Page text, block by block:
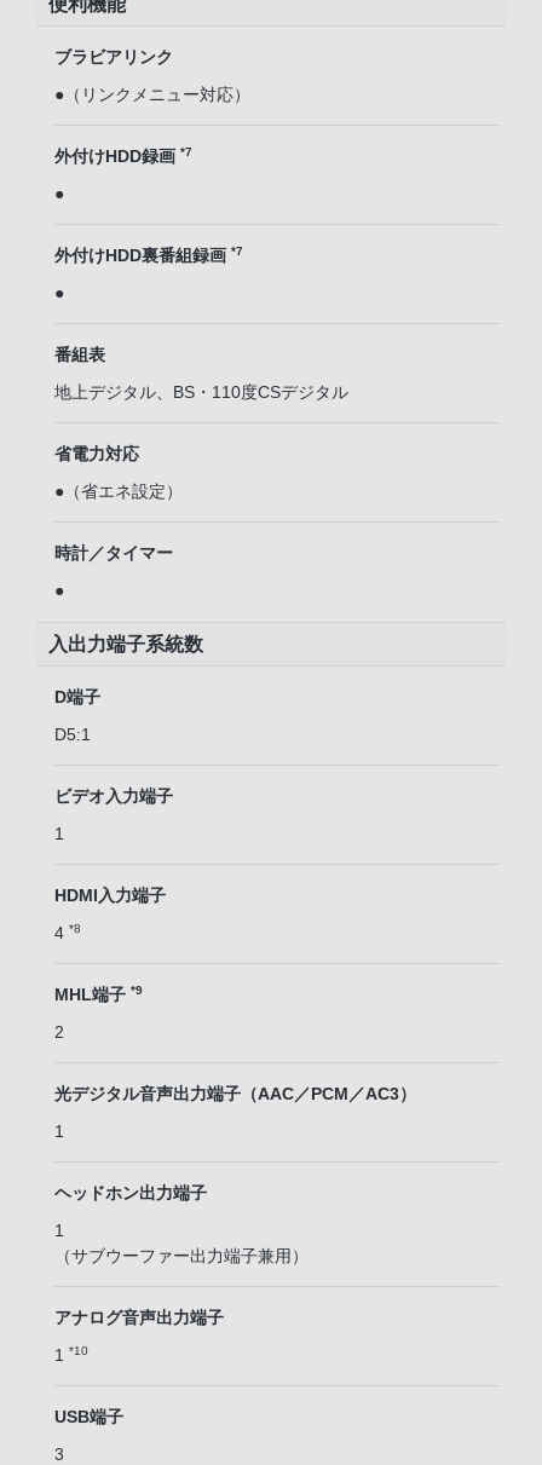
便利機能
ブラビアリンク
●（リンクメニュー対応）
外付けHDD録画 *7
●
外付けHDD裏番組録画 *7
●
番組表
地上デジタル、BS・110度CSデジタル
省電力対応
●（省エネ設定）
時計／タイマー
●
入出力端子系統数
D端子
D5:1
ビデオ入力端子
1
HDMI入力端子
4 *8
MHL端子 *9
2
光デジタル音声出力端子（AAC／PCM／AC3）
1
ヘッドホン出力端子
1
（サブウーファー出力端子兼用）
アナログ音声出力端子
1 *10
USB端子
3